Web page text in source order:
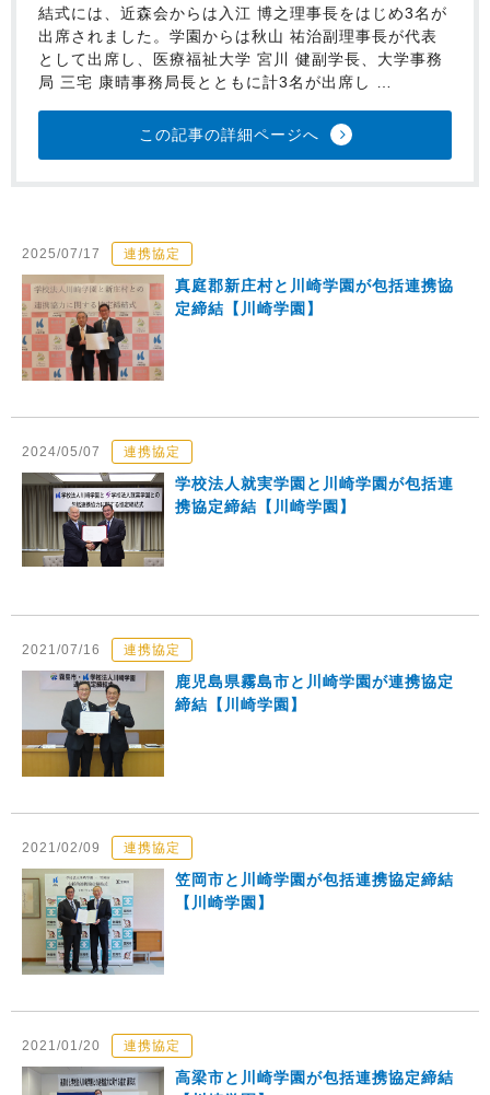
結式には、近森会からは入江 博之理事長をはじめ3名が
出席されました。学園からは秋山 祐治副理事長が代表
として出席し、医療福祉大学 宮川 健副学長、大学事務
局 三宅 康晴事務局長とともに計3名が出席し …
この記事の詳細ページへ
2025/07/17 連携協定
真庭郡新庄村と川崎学園が包括連携協
定締結【川崎学園】
2024/05/07 連携協定
学校法人就実学園と川崎学園が包括連
携協定締結【川崎学園】
2021/07/16 連携協定
鹿児島県霧島市と川崎学園が連携協定
締結【川崎学園】
2021/02/09 連携協定
笠岡市と川崎学園が包括連携協定締結
【川崎学園】
2021/01/20 連携協定
高梁市と川崎学園が包括連携協定締結